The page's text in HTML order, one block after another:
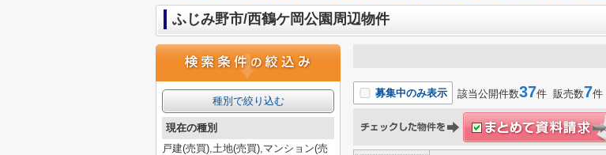
ふじみ野市/西鶴ケ岡公園周辺物件
募集中のみ表示 該当公開件数37件 販売数7件
種別で絞り込む
現在の種別
戸建(売買),土地(売買),マンション(売